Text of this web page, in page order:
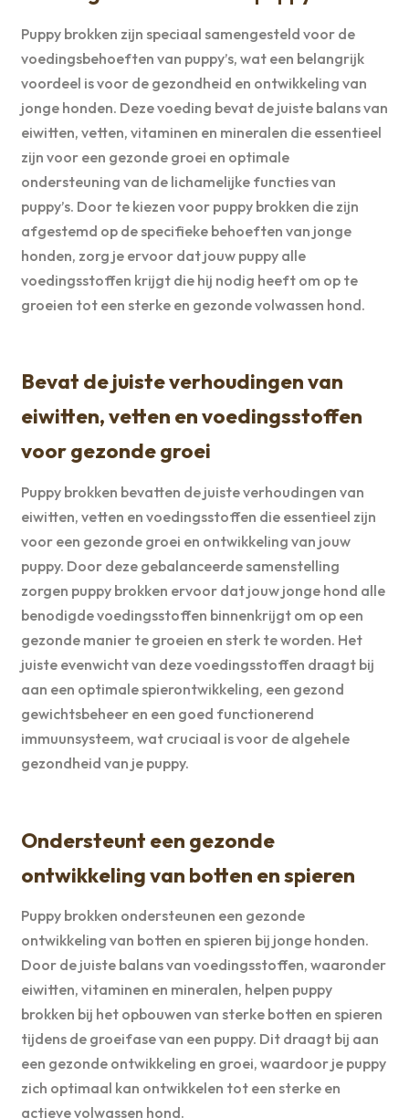
Puppy brokken zijn speciaal samengesteld voor de
voedingsbehoeften van puppy’s, wat een belangrijk
voordeel is voor de gezondheid en ontwikkeling van
jonge honden. Deze voeding bevat de juiste balans van
eiwitten, vetten, vitaminen en mineralen die essentieel
zijn voor een gezonde groei en optimale
ondersteuning van de lichamelijke functies van
puppy’s. Door te kiezen voor puppy brokken die zijn
afgestemd op de specifieke behoeften van jonge
honden, zorg je ervoor dat jouw puppy alle
voedingsstoffen krijgt die hij nodig heeft om op te
groeien tot een sterke en gezonde volwassen hond.
Bevat de juiste verhoudingen van
eiwitten, vetten en voedingsstoffen
voor gezonde groei
Puppy brokken bevatten de juiste verhoudingen van
eiwitten, vetten en voedingsstoffen die essentieel zijn
voor een gezonde groei en ontwikkeling van jouw
puppy. Door deze gebalanceerde samenstelling
zorgen puppy brokken ervoor dat jouw jonge hond alle
benodigde voedingsstoffen binnenkrijgt om op een
gezonde manier te groeien en sterk te worden. Het
juiste evenwicht van deze voedingsstoffen draagt bij
aan een optimale spierontwikkeling, een gezond
gewichtsbeheer en een goed functionerend
immuunsysteem, wat cruciaal is voor de algehele
gezondheid van je puppy.
Ondersteunt een gezonde
ontwikkeling van botten en spieren
Puppy brokken ondersteunen een gezonde
ontwikkeling van botten en spieren bij jonge honden.
Door de juiste balans van voedingsstoffen, waaronder
eiwitten, vitaminen en mineralen, helpen puppy
brokken bij het opbouwen van sterke botten en spieren
tijdens de groeifase van een puppy. Dit draagt bij aan
een gezonde ontwikkeling en groei, waardoor je puppy
zich optimaal kan ontwikkelen tot een sterke en
actieve volwassen hond.